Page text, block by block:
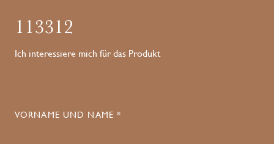
113312
Ich interessiere mich für das Produkt
VORNAME UND NAME *